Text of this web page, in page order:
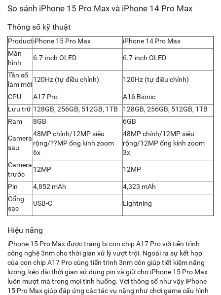
So sánh iPhone 15 Pro Max và iPhone 14 Pro Max
Thông số kỹ thuật
ProductiPhone 15 Pro Max
iPhone 14 Pro Max
Màn
hình
6.7-inch OLED 6.7-inch OLED
Tần số
làm mới
120Hz (tự điều chỉnh) 120Hz (tự điều chỉnh)
CPU A17 Pro
A16 Bionic
Lưu trữ 128GB, 256GB, 512GB, 1TB
128GB, 256GB, 512GB, 1TB
Ram
8GB 6GB
Camera
sau
48MP chính/12MP siêu
rộng/??MP ống kính zoom
6x
48MP chính/12MP siêu
rộng/12MP ống kính zoom
3x
Camera
trước
12MP 12MP
Pin 4,852 mAh
4,323 mAh
Cổng
sạc
USB-C Lightning
Hiệu năng
iPhone 15 Pro Max được trang bị con chip A17 Pro với tiến trình
công nghệ 3nm cho thời gian xử lý vượt trội. Ngoài ra sự kết hợp
của con chip A17 Pro cùng tiến trình 3nm còn giúp tiết kiệm năng
lượng, kéo dài thời gian sử dụng pin và giữ cho iPhone 15 Pro Max
luôn mượt mà trong mọi tình huống. Với thông số như vậy iPhone
15 Pro Max giúp đáp ứng các tác vụ nặng như chơi game cấu hình